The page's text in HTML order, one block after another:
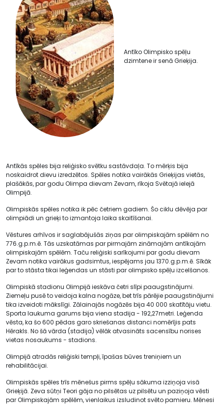
Antīko Olimpisko spēļu
dzimtene ir senā Grieķija.
Antīkās spēles bija reliģisko svētku sastāvdaļa. To mērķis bija
noskaidrot dievu izredzētos. Spēles notika vairākās Grieķijas vietās,
plašākās, par godu Olimpa dievam Zevam, rīkoja Svētajā ielejā
Olimpijā.
Olimpiskās spēles notika ik pēc četriem gadiem. Šo ciklu dēvēja par
olimpiādi un grieķi to izmantoja laika skaitīšanai.
Vēstures arhīvos ir saglabājušās ziņas par olimpiskajām spēlēm no
776.g.p.m.ē. Tās uzskatāmas par pirmajām zināmajām antīkajām
olimpiskajām spēlēm. Taču reliģiski sarīkojumi par godu dievam
Zevam notika vairākus gadsimtus, iespējams jau 1370.g.p.m.ē. Sīkāk
par to stāsta tikai leģendas un stāsti par olimpisko spēļu izcelšanos.
Olimpiskā stadionu Olimpijā ieskāva četri slīpi paaugstinājumi.
Ziemeļu pusē to veidoja kalna nogāze, bet trīs pārējie paaugstinājumi
tika izveidoti mākslīgi. Zālainajās nogāzēs bija 40 000 skatītāju vietu.
Sporta laukuma garums bija viena stadija - 192,27metri. Leģenda
vēsta, ka šo 600 pēdas garo skriešanas distanci nomērījis pats
Hērakls. No šā vārda (stadija) vēlāk atvasināts sacensību norises
vietas nosaukums - stadions.
Olimpijā atradās reliģiski tempļi, īpašas būves treniņiem un
rehabilitācijai.
Olimpiskās spēles trīs mēnešus pirms spēļu sākuma izziņoja visā
Grieķijā. Zeva sūtņi Teori gāja no pilsētas uz pilsētu un paziņoja vēsti
par Olimpiskajām spēlēm, vienlaikus izsludinot svēto pamieru. Mēnesi